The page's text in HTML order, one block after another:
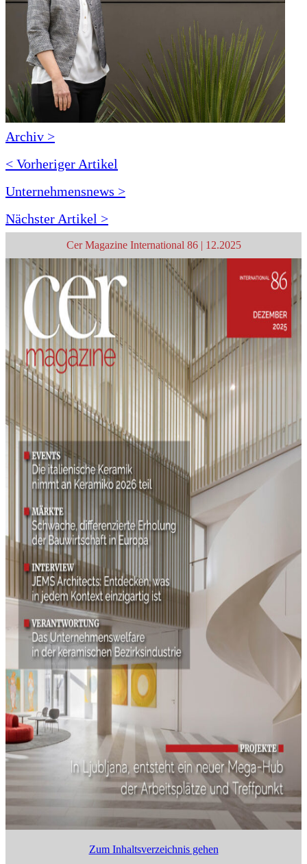
Archiv >
< Vorheriger Artikel
Unternehmensnews >
Nächster Artikel >
Cer Magazine International 86 | 12.2025
Zum Inhaltsverzeichnis gehen